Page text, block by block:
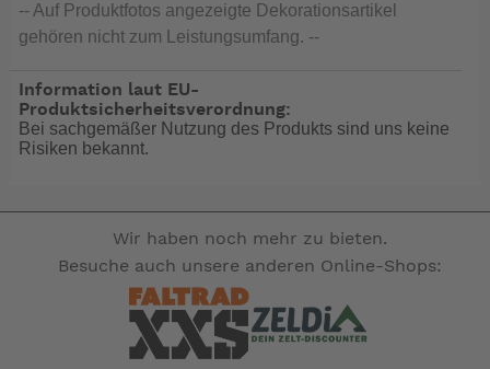
-- Auf Produktfotos angezeigte Dekorationsartikel
gehören nicht zum Leistungsumfang. --
Information laut EU-
Produktsicherheitsverordnung:
Bei sachgemäßer Nutzung des Produkts sind uns keine
Risiken bekannt.
Wir haben noch mehr zu bieten.
Besuche auch unsere anderen Online-Shops: